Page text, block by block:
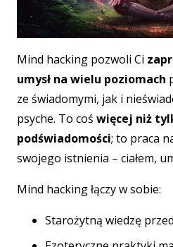
Mind hacking pozwoli Ci
umysł na wielu poziomach
ze świadomymi, jak i
psyche. To coś więcej niż
podświadomości; to praca
swojego istnienia – ciałem,
Mind hacking łączy w sobie:
Starożytną wiedzę